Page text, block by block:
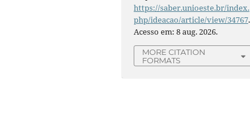
https://saber.unioeste.br/index.
php/ideacao/article/view/34767.
Acesso em: 8 aug. 2026.
MORE CITATION
FORMATS